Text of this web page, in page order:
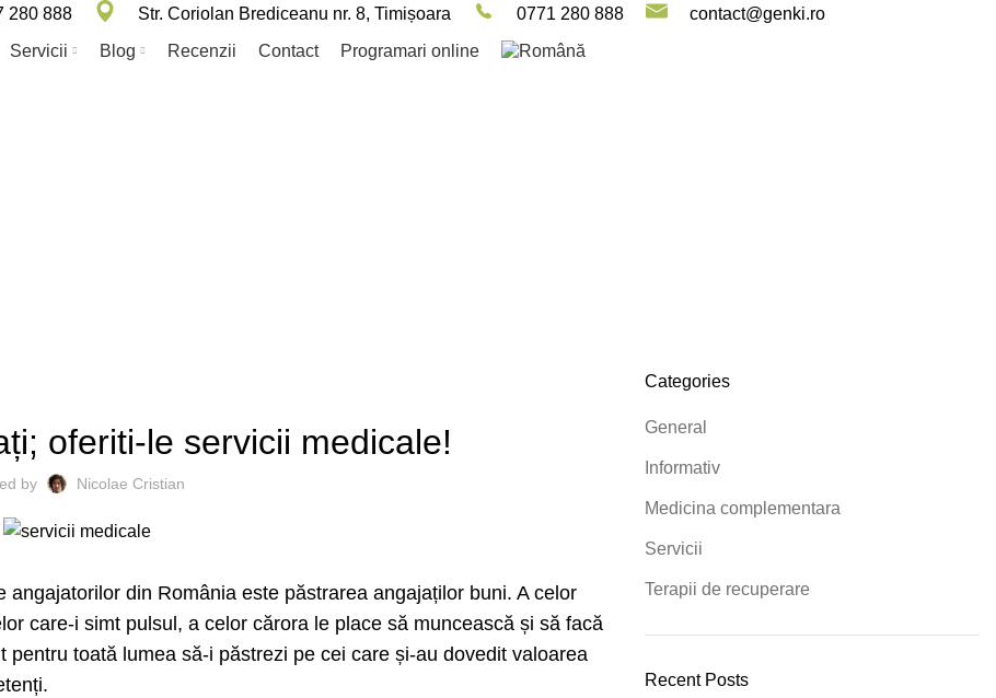
280 888 Str. Coriolan Brediceanu nr. 8, Timișoara 0771 280 888
contact@genki.ro
Servicii Blog Recenzii Contact Programari online
oferiti-le servicii medicale!
by Nicolae Cristian
din România este păstrarea angajaților buni. A celor
care-i simt pulsul, a celor cărora le place să muncească și să facă
toată lumea să-i păstrezi pe cei care și-au dovedit valoarea
Categories
General
Informativ
Medicina complementara
Servicii
Terapii de recuperare
Recent Posts